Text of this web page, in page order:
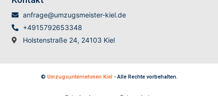
anfrage@umzugsmeister-kiel.de
+4915792653348
Holstenstraße 24, 24103 Kiel
© Umzugsunternehmen Kiel - Alle Rechte vorbehalten.